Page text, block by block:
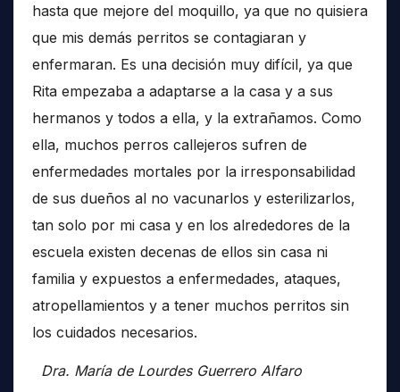
hasta que mejore del moquillo, ya que no quisiera
que mis demás perritos se contagiaran y
enfermaran. Es una decisión muy difícil, ya que
Rita empezaba a adaptarse a la casa y a sus
hermanos y todos a ella, y la extrañamos. Como
ella, muchos perros callejeros sufren de
enfermedades mortales por la irresponsabilidad
de sus dueños al no vacunarlos y esterilizarlos,
tan solo por mi casa y en los alrededores de la
escuela existen decenas de ellos sin casa ni
familia y expuestos a enfermedades, ataques,
atropellamientos y a tener muchos perritos sin
los cuidados necesarios.
Dra. María de Lourdes Guerrero Alfaro